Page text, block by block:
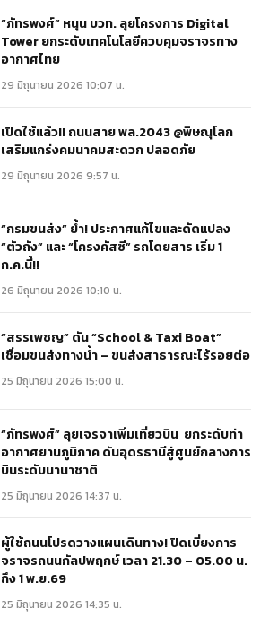
“ภัทรพงศ์” หนุน บวท. ลุยโครงการ Digital
Tower ยกระดับเทคโนโลยีควบคุมจราจรทาง
อากาศไทย
29 มิถุนายน 2026 10:07 น.
เปิดใช้แล้ว!! ถนนสาย พล.2043 @พิษณุโลก
เสริมแกร่งคมนาคมสะดวก ปลอดภัย
29 มิถุนายน 2026 9:57 น.
“กรมขนส่ง” ย้ำ! ประกาศแก้ไขและดัดแปลง
“ตัวถัง” และ “โครงคัสซี” รถโดยสาร เริ่ม 1
ก.ค.นี้!!
26 มิถุนายน 2026 10:10 น.
“สรรเพชญ” ดัน “School & Taxi Boat”
เชื่อมขนส่งทางน้ำ – ขนส่งสาธารณะไร้รอยต่อ
25 มิถุนายน 2026 15:00 น.
“ภัทรพงศ์” ลุยเจรจาเพิ่มเที่ยวบิน ยกระดับท่า
อากาศยานภูมิภาค ดันอุดรธานีสู่ศูนย์กลางการ
บินระดับนานาชาติ
25 มิถุนายน 2026 14:37 น.
ผู้ใช้ถนนโปรดวางแผนเดินทาง! ปิดเบี่ยงการ
จราจรถนนกัลปพฤกษ์ เวลา 21.30 – 05.00 น.
ถึง 1 พ.ย.69
25 มิถุนายน 2026 14:35 น.